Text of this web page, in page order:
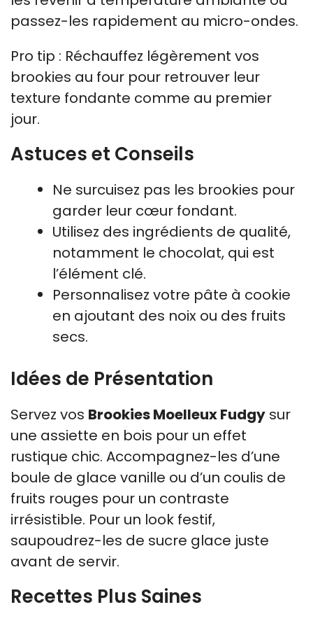
passez-les rapidement au micro-ondes.
Pro tip : Réchauffez légèrement vos
brookies au four pour retrouver leur
texture fondante comme au premier
jour.
Astuces et Conseils
Ne surcuisez pas les brookies pour
garder leur cœur fondant.
Utilisez des ingrédients de qualité,
notamment le chocolat, qui est
l’élément clé.
Personnalisez votre pâte à cookie
en ajoutant des noix ou des fruits
secs.
Idées de Présentation
Servez vos Brookies Moelleux Fudgy sur
une assiette en bois pour un effet
rustique chic. Accompagnez-les d’une
boule de glace vanille ou d’un coulis de
fruits rouges pour un contraste
irrésistible. Pour un look festif,
saupoudrez-les de sucre glace juste
avant de servir.
Recettes Plus Saines